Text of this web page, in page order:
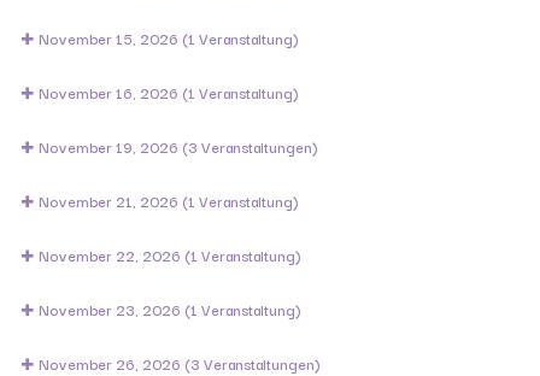
November 15, 2026 (1 Veranstaltung)
November 16, 2026 (1 Veranstaltung)
November 19, 2026 (3 Veranstaltungen)
November 21, 2026 (1 Veranstaltung)
November 22, 2026 (1 Veranstaltung)
November 23, 2026 (1 Veranstaltung)
November 26, 2026 (3 Veranstaltungen)